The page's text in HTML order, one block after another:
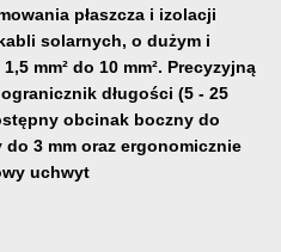
płaszcza i izolacji
solarnych, o dużym i
mm² do 10 mm². Precyzyjną
długości (5 - 25
obcinak boczny do
3 mm oraz ergonomicznie
uchwyt